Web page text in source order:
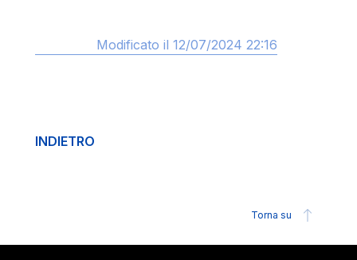
Modificato il 12/07/2024 22:16
INDIETRO
Torna su